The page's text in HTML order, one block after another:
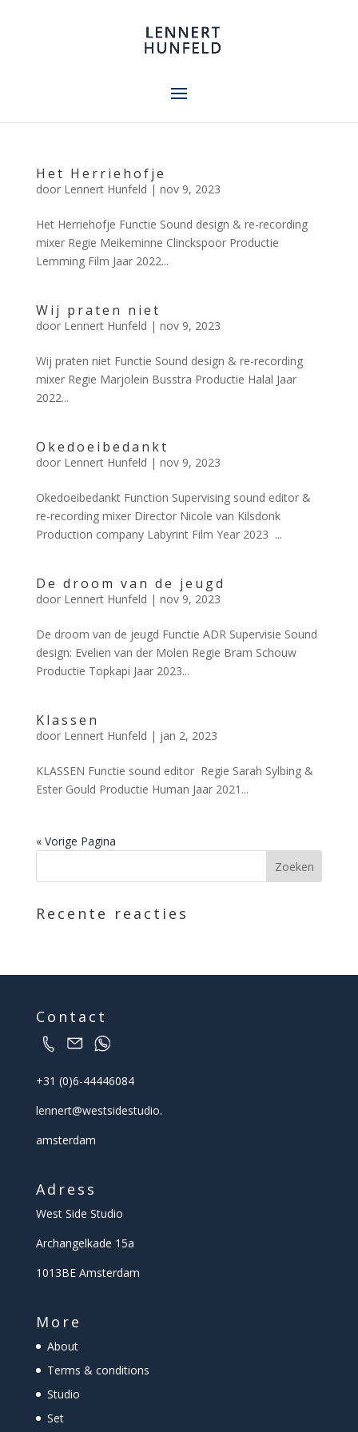
Het Herriehofje
door Lennert Hunfeld | nov 9, 2023
Het Herriehofje Functie Sound design & re-recording
mixer Regie Meikeminne Clinckspoor Productie
Lemming Film Jaar 2022...
Wij praten niet
door Lennert Hunfeld | nov 9, 2023
Wij praten niet Functie Sound design & re-recording
mixer Regie Marjolein Busstra Productie Halal Jaar
2022...
Okedoeibedankt
door Lennert Hunfeld | nov 9, 2023
Okedoeibedankt Function Supervising sound editor &
re-recording mixer Director Nicole van Kilsdonk
Production company Labyrint Film Year 2023 ...
De droom van de jeugd
door Lennert Hunfeld | nov 9, 2023
De droom van de jeugd Functie ADR Supervisie Sound
design: Evelien van der Molen Regie Bram Schouw
Productie Topkapi Jaar 2023...
Klassen
door Lennert Hunfeld | jan 2, 2023
KLASSEN Functie sound editor Regie Sarah Sylbing &
Ester Gould Productie Human Jaar 2021...
« Vorige Pagina
Recente reacties
Contact
+31 (0)6-44446084
lennert@westsidestudio.
amsterdam
Adress
West Side Studio
Archangelkade 15a
1013BE Amsterdam
More
About
Terms & conditions
Studio
Set